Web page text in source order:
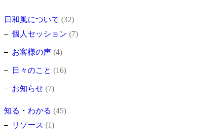
日和風について (32)
個人セッション (7)
お客様の声 (4)
日々のこと (16)
お知らせ (7)
知る・わかる (45)
リソース (1)